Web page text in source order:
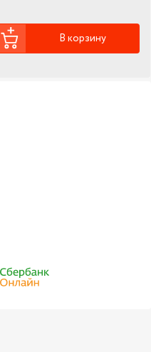
В корзину